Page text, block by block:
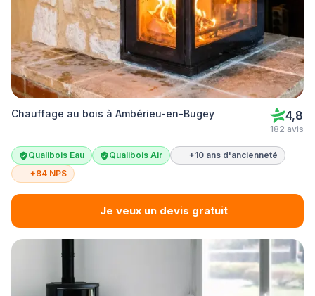
Chauffage au bois à Ambérieu-en-Bugey 4,8
182 avis
Qualibois Eau Qualibois Air
+10 ans d'ancienneté
+84 NPS
Je veux un devis gratuit